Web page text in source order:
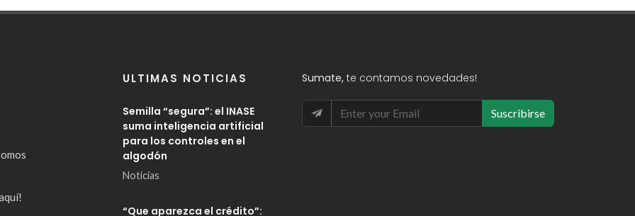
ULTIMAS NOTICIAS
Semilla “segura”: el INASE
suma inteligencia artificial
para los controles en el
algodón
Noticias
“Que aparezca el crédito”:
Sumate, te contamos novedades!
Suscribirse